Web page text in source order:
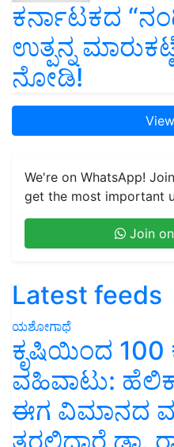
ಕರ್ನಾಟಕದ
ಉತ್ಪನ್ನ
ನೋಡಿ!
We're on WhatsApp!
get the most important
Join
Latest feeds
ಯಶೋಗಾಥೆ
ಕೃಷಿಯಿಂದ
ವಹಿವಾಟು:
ಈಗ ವಿಮಾನದ
ತರಲಿದ್ದಾರೆ ಡಾ.